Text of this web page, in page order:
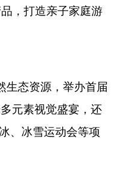
，打造亲子家庭游
生态资源，举办首届
元素视觉盛宴，还
、冰雪运动会等项